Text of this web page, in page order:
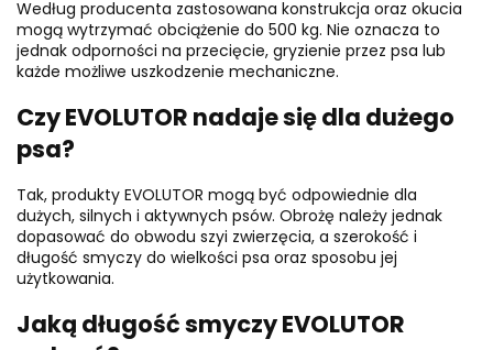
Według producenta zastosowana konstrukcja oraz okucia
mogą wytrzymać obciążenie do 500 kg. Nie oznacza to
jednak odporności na przecięcie, gryzienie przez psa lub
każde możliwe uszkodzenie mechaniczne.
Czy EVOLUTOR nadaje się dla dużego
psa?
Tak, produkty EVOLUTOR mogą być odpowiednie dla
dużych, silnych i aktywnych psów. Obrożę należy jednak
dopasować do obwodu szyi zwierzęcia, a szerokość i
długość smyczy do wielkości psa oraz sposobu jej
użytkowania.
Jaką długość smyczy EVOLUTOR